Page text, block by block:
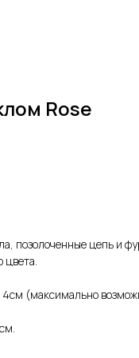
Rose
позолоченные цепь и
(максимально